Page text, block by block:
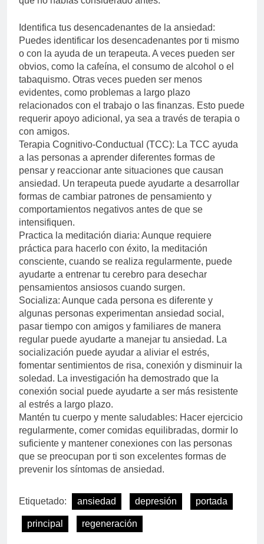
Identifica tus desencadenantes de la ansiedad:
Puedes identificar los desencadenantes por ti mismo
o con la ayuda de un terapeuta. A veces pueden ser
obvios, como la cafeína, el consumo de alcohol o el
tabaquismo. Otras veces pueden ser menos
evidentes, como problemas a largo plazo
relacionados con el trabajo o las finanzas. Esto puede
requerir apoyo adicional, ya sea a través de terapia o
con amigos.
Terapia Cognitivo-Conductual (TCC): La TCC ayuda
a las personas a aprender diferentes formas de
pensar y reaccionar ante situaciones que causan
ansiedad. Un terapeuta puede ayudarte a desarrollar
formas de cambiar patrones de pensamiento y
comportamientos negativos antes de que se
intensifiquen.
Practica la meditación diaria: Aunque requiere
práctica para hacerlo con éxito, la meditación
consciente, cuando se realiza regularmente, puede
ayudarte a entrenar tu cerebro para desechar
pensamientos ansiosos cuando surgen.
Socializa: Aunque cada persona es diferente y
algunas personas experimentan ansiedad social,
pasar tiempo con amigos y familiares de manera
regular puede ayudarte a manejar tu ansiedad. La
socialización puede ayudar a aliviar el estrés,
fomentar sentimientos de risa, conexión y disminuir la
soledad. La investigación ha demostrado que la
conexión social puede ayudarte a ser más resistente
al estrés a largo plazo.
Mantén tu cuerpo y mente saludables: Hacer ejercicio
regularmente, comer comidas equilibradas, dormir lo
suficiente y mantener conexiones con las personas
que se preocupan por ti son excelentes formas de
prevenir los síntomas de ansiedad.
Etiquetado: ansiedad depresión portada
principal regeneración